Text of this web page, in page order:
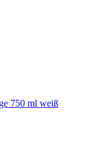
750 ml weiß